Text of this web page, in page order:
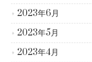
2023年6月
2023年5月
2023年4月